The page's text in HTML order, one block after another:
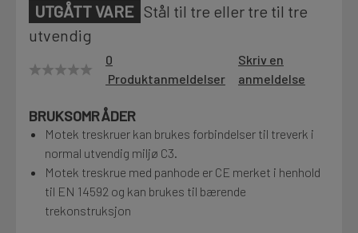
Motek
Kontakt og åpningstider
Kontakt
Fra rådgivning til sporing av ordre
UTGÅTT VARE Stål til tre eller tre til tre
utvendig
0
Produktanmeldelser
Skriv en
anmeldelse
BRUKSOMRÅDER
Motek treskruer kan brukes forbindelser til treverk i
normal utvendig miljø C3.
Motek treskrue med panhode er CE merket i henhold
til EN 14592 og kan brukes til bærende
trekonstruksjon